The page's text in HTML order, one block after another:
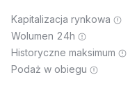
Kapitalizacja rynkowa
Wolumen 24h
Historyczne maksimum
Podaż w obiegu